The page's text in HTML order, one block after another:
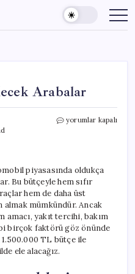
Arabalar
1,5
yorumlar kapalı
piyasasında oldukça
Bu bütçeyle hem sıfır
hem de daha üst
mümkündür. Ancak
amacı, yakıt tercihi, bakım
birçok faktörü göz önünde
TL bütçe ile
ele alacağız.